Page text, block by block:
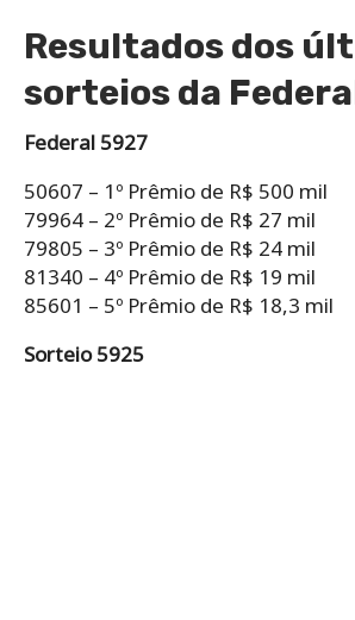
Resultados dos
sorteios da
Federal 5927
50607 – 1º Prêmio de R$ 500 mil
79964 – 2º Prêmio de R$ 27 mil
79805 – 3º Prêmio de R$ 24 mil
81340 – 4º Prêmio de R$ 19 mil
85601 – 5º Prêmio de R$ 18,3 mil
Sorteio 5925